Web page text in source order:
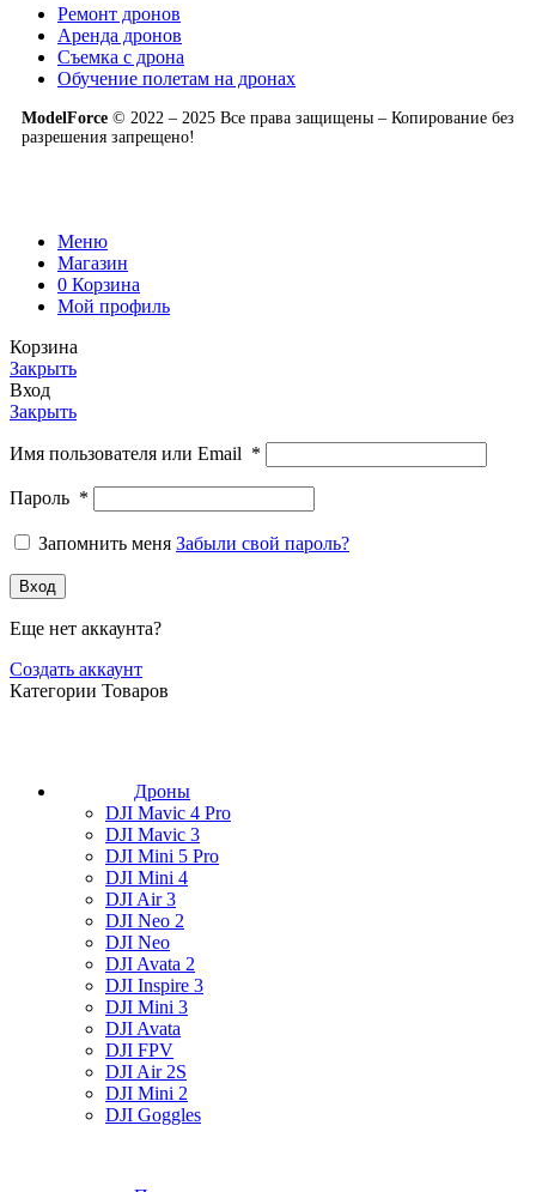
Ремонт дронов
Аренда дронов
Съемка с дрона
Обучение полетам на дронах
ModelForce © 2022 – 2025 Все права защищены – Копирование без
разрешения запрещено!
Меню
Магазин
0 Корзина
Мой профиль
Корзина
Закрыть
Вход
Закрыть
Имя пользователя или Email *
Пароль *
Запомнить меня Забыли свой пароль?
Вход
Еще нет аккаунта?
Создать аккаунт
Категории Товаров
Дроны
DJI Mavic 4 Pro
DJI Mavic 3
DJI Mini 5 Pro
DJI Mini 4
DJI Air 3
DJI Neo 2
DJI Neo
DJI Avata 2
DJI Inspire 3
DJI Mini 3
DJI Avata
DJI FPV
DJI Air 2S
DJI Mini 2
DJI Goggles